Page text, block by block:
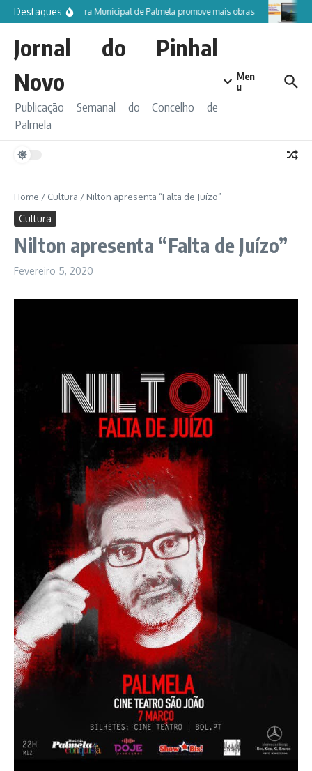
Ir para o conteúdo
DestaquesCâmara Municipal de Palmela promove mais obras
Jornal do Pinhal
Novo
Publicação Semanal do Concelho de
Palmela
Men
u
Home / Cultura / Nilton apresenta “Falta de Juízo”
Cultura
Nilton apresenta “Falta de Juízo”
Fevereiro 5, 2020